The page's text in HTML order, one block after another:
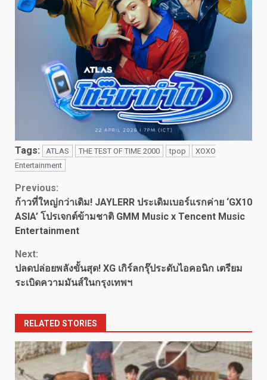
Tags: ATLAS THE TEST OF TIME 2000 tpop
XOXO
Entertainment
Continue
Reading
Previous:
ก้าวที่ใหญ่กว่าเดิม! JAYLERR ประเดิมเบอร์แรกค่าย ‘GX10
ASIA’ โปรเจกต์ข้ามชาติ GMM Music x Tencent Music
Entertainment
Next:
ปลดปล่อยพลังขั้นสุด! XG เกิร์ลกรุ๊ประดับไอคอนิก เตรียม
ระเบิดความมันส์ในกรุงเทพฯ
RELATED STORIES